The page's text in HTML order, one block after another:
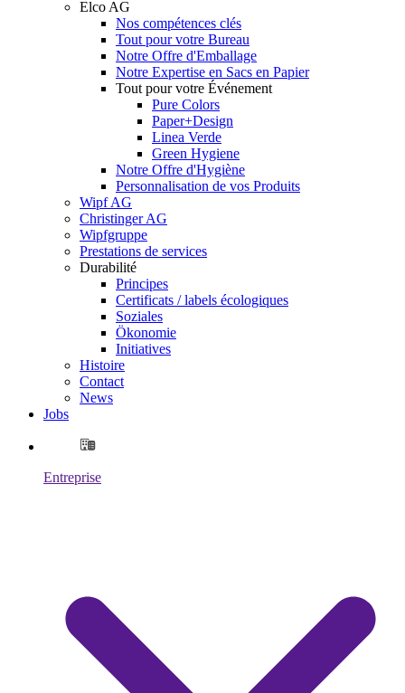
Elco AG
Nos compétences clés
Tout pour votre Bureau
Notre Offre d'Emballage
Notre Expertise en Sacs en Papier
Tout pour votre Événement
Pure Colors
Paper+Design
Linea Verde
Green Hygiene
Notre Offre d'Hygiène
Personnalisation de vos Produits
Wipf AG
Christinger AG
Wipfgruppe
Prestations de services
Durabilité
Principes
Certificats / labels écologiques
Soziales
Ökonomie
Initiatives
Histoire
Contact
News
Jobs
Entreprise